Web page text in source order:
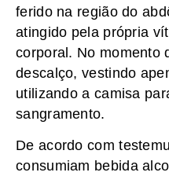
ferido na região do
atingido pela própria
corporal. No momento
descalço, vestindo
utilizando a camisa
sangramento.
De acordo com
consumiam bebida